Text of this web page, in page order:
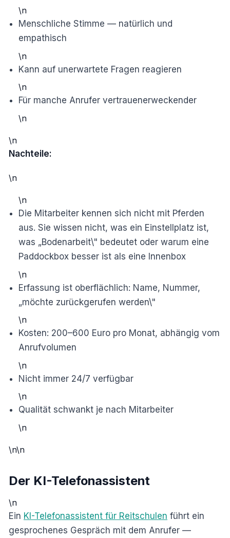
\n
Menschliche Stimme — natürlich und
empathisch
\n
Kann auf unerwartete Fragen reagieren
\n
Für manche Anrufer vertrauenerweckender
\n
\n
Nachteile:
\n
\n
Die Mitarbeiter kennen sich nicht mit Pferden
aus. Sie wissen nicht, was ein Einstellplatz ist,
was „Bodenarbeit\" bedeutet oder warum eine
Paddockbox besser ist als eine Innenbox
\n
Erfassung ist oberflächlich: Name, Nummer,
„möchte zurückgerufen werden\"
\n
Kosten: 200–600 Euro pro Monat, abhängig vom
Anrufvolumen
\n
Nicht immer 24/7 verfügbar
\n
Qualität schwankt je nach Mitarbeiter
\n
\n\n
Der KI-Telefonassistent
\n
Ein KI-Telefonassistent für Reitschulen führt ein
gesprochenes Gespräch mit dem Anrufer —